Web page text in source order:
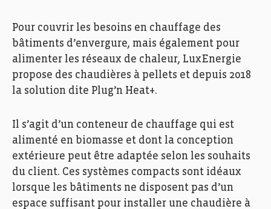
Pour couvrir les besoins en chauffage des
bâtiments d’envergure, mais également pour
alimenter les réseaux de chaleur, LuxEnergie
propose des chaudières à pellets et depuis 2018
la solution dite Plug’n Heat+.
Il s’agit d’un conteneur de chauffage qui est
alimenté en biomasse et dont la conception
extérieure peut être adaptée selon les souhaits
du client. Ces systèmes compacts sont idéaux
lorsque les bâtiments ne disposent pas d’un
espace suffisant pour installer une chaudière à